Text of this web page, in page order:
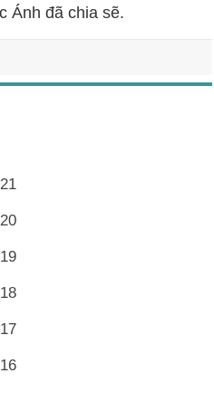
Ánh đã chia sẽ.